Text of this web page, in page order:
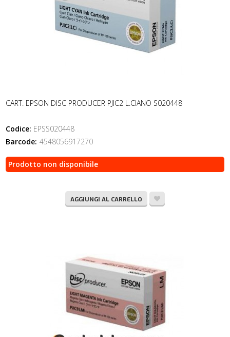
CART. EPSON DISC PRODUCER PJIC2 L.CIANO S020448
Codice: EPSS020448
Barcode: 4548056917270
Prodotto non disponibile
AGGIUNGI AL CARRELLO